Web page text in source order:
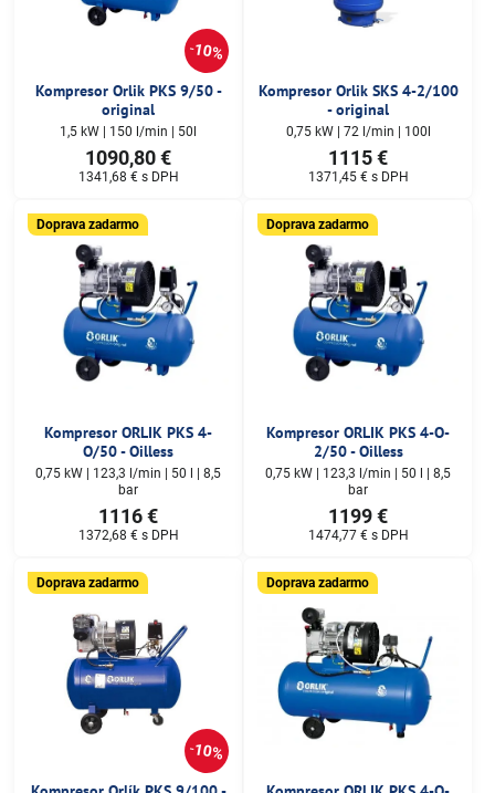
10%
Kompresor Orlik PKS 9/50 -
original
1,5 kW | 150 l/min | 50l
1090,80 €
1341,68 € s DPH
Kompresor Orlik SKS 4-2/100
- original
0,75 kW | 72 l/min | 100l
1115 €
1371,45 € s DPH
Doprava zadarmo
Kompresor ORLIK PKS 4-
O/50 - Oilless
0,75 kW | 123,3 l/min | 50 l | 8,5
bar
1116 €
1372,68 € s DPH
Doprava zadarmo
Kompresor ORLIK PKS 4-O-
2/50 - Oilless
0,75 kW | 123,3 l/min | 50 l | 8,5
bar
1199 €
1474,77 € s DPH
10%
Doprava zadarmo Doprava zadarmo